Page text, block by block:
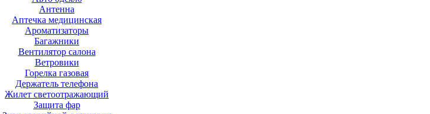
Антенна
Аптечка медицинская
Ароматизаторы
Багажники
Вентилятор салона
Ветровики
Горелка газовая
Держатель телефона
Жилет светоотражающий
Защита фар